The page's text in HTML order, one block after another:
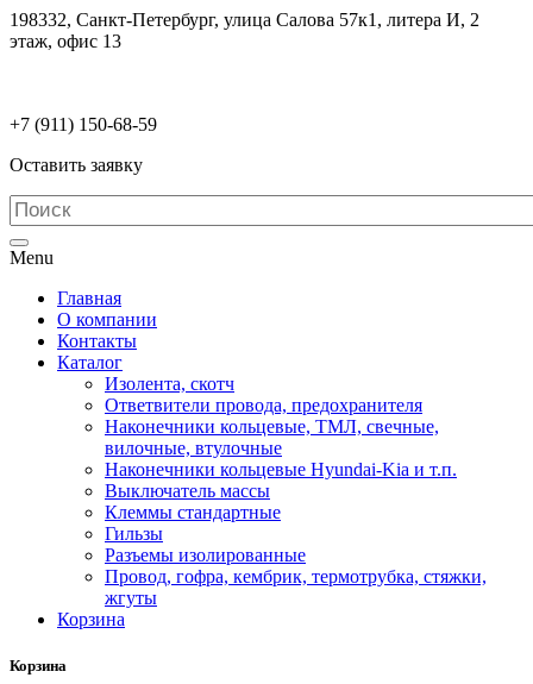
198332, Санкт-Петербург, улица Салова 57к1, литера И, 2
этаж, офис 13
+7 (911) 150-68-59
Оставить заявку
Menu
Главная
О компании
Контакты
Каталог
Изолента, скотч
Ответвители провода, предохранителя
Наконечники кольцевые, ТМЛ, свечные,
вилочные, втулочные
Наконечники кольцевые Hyundai-Kia и т.п.
Выключатель массы
Клеммы стандартные
Гильзы
Разъемы изолированные
Провод, гофра, кембрик, термотрубка, стяжки,
жгуты
Корзина
Корзина